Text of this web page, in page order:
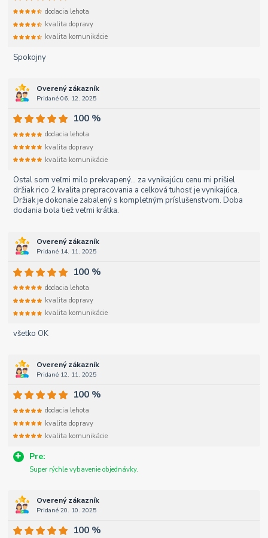
Spokojny
dodacia lehota
kvalita dopravy
kvalita komunikácie
Overený zákazník
Pridané 06. 12. 2025
Ostal som veľmi milo prekvapený... za vynikajúcu cenu mi prišiel
držiak rico 2 kvalita prepracovania a celková tuhosť je vynikajúca.
Držiak je dokonale zabalený s kompletným príslušenstvom. Doba
dodania bola tiež veľmi krátka.
100 %
dodacia lehota
kvalita dopravy
kvalita komunikácie
Overený zákazník
Pridané 14. 11. 2025
všetko OK
100 %
dodacia lehota
kvalita dopravy
kvalita komunikácie
Overený zákazník
Pridané 12. 11. 2025
Pre:
Super rýchle vybavenie objednávky.
100 %
dodacia lehota
kvalita dopravy
kvalita komunikácie
Overený zákazník
Pridané 20. 10. 2025
100 %